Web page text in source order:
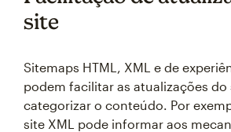
site
Sitemaps HTML, XML e de
podem facilitar as atualizações do
categorizar o conteúdo. Por
site XML pode informar aos